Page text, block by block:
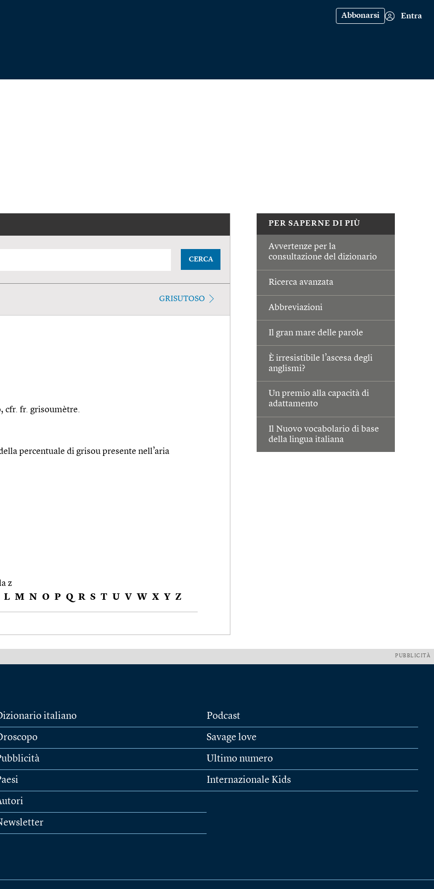
Abbonarsi Entra
PER SAPERNE DI PIÙ
Avvertenze per la
consultazione del dizionario
Ricerca avanzata
Abbreviazioni
Il gran mare delle parole
È irresistibile l’ascesa degli
anglismi?
Un premio alla capacità di
adattamento
Il Nuovo vocabolario di base
della lingua italiana
CERCA
GRISUTOSO
cfr. fr. grisoumètre.
percentuale di grisou presente nell’aria
z
L M N O P Q R S T U V W X Y Z
PUBBLICITÀ
italiano Podcast
Savage love
Ultimo numero
Internazionale Kids